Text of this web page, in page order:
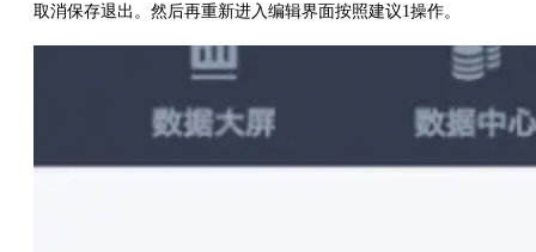
取消保存退出。然后再重新进入编辑界面按照建议1操作。